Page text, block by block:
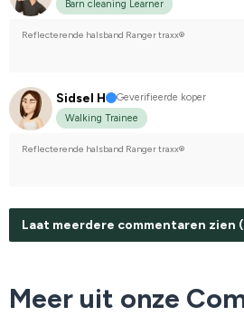
Barn cleaning Learner
Reflecterende halsband Ranger traxx®
Sidsel H
Geverifieerde koper
Walking Trainee
Reflecterende halsband Ranger traxx®
Laat meerdere commentaren zien
Meer uit onze